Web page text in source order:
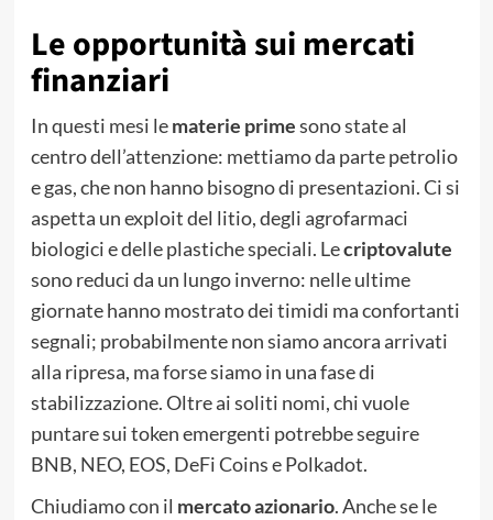
Le opportunità sui mercati
finanziari
In questi mesi lematerie primesono state al
centro dell’attenzione: mettiamo da parte petrolio
e gas, che non hanno bisogno di presentazioni. Ci si
aspetta un exploit del litio, degli agrofarmaci
biologici e delle plastiche speciali. Lecriptovalute
sono reduci da un lungo inverno: nelle ultime
giornate hanno mostrato dei timidi ma confortanti
segnali; probabilmente non siamo ancora arrivati
alla ripresa, ma forse siamo in una fase di
stabilizzazione. Oltre ai soliti nomi, chi vuole
puntare sui token emergenti potrebbe seguire
BNB, NEO, EOS, DeFi Coins e Polkadot.
Chiudiamo con il mercato azionario. Anche se le